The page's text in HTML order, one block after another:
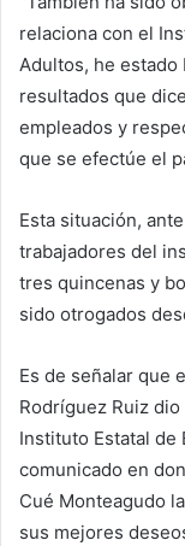
relaciona con el
Adultos, he
resultados que
empleados y
que se efectúe el
Esta situación,
trabajadores del
tres quincenas y
sido otrogados
Es de señalar que
Rodríguez Ruiz
Instituto Estatal de
comunicado en
Cué Monteagudo
sus mejores